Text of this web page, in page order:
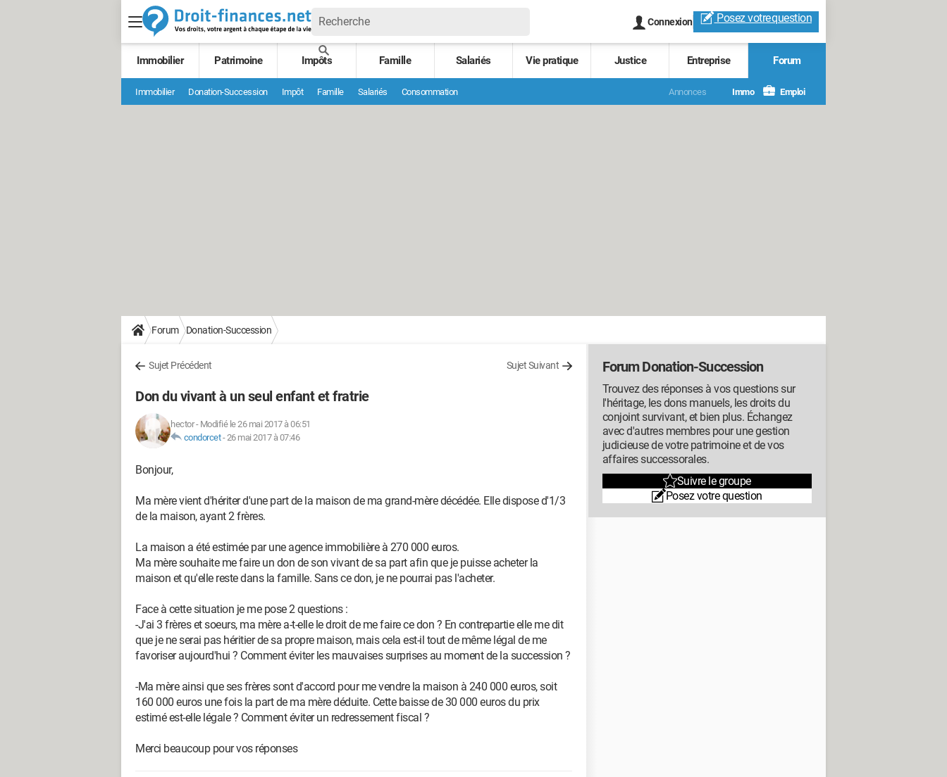
Connexion Posez votrequestion
Immobilier Patrimoine Impôts Famille Salariés Vie pratique Justice Entreprise Forum
Immobilier Donation-Succession Impôt Famille Salariés Consommation Annonces Immo Emploi
Forum Donation-Succession
Sujet Précédent Sujet Suivant
Don du vivant à un seul enfant et fratrie
hector- Modifié le 26 mai 2017 à 06:51
condorcet-26 mai 2017 à 07:46
Bonjour,
Ma mère vient d'hériter d'une part de la maison de ma grand-mère décédée. Elle dispose d'1/3
de la maison, ayant 2 frères.
La maison a été estimée par une agence immobilière à 270 000 euros.
Ma mère souhaite me faire un don de son vivant de sa part afin que je puisse acheter la
maison et qu'elle reste dans la famille. Sans ce don, je ne pourrai pas l'acheter.
Face à cette situation je me pose 2 questions :
-J'ai 3 frères et soeurs, ma mère a-t-elle le droit de me faire ce don ? En contrepartie elle me dit
que je ne serai pas héritier de sa propre maison, mais cela est-il tout de même légal de me
favoriser aujourd'hui ? Comment éviter les mauvaises surprises au moment de la succession ?
-Ma mère ainsi que ses frères sont d'accord pour me vendre la maison à 240 000 euros, soit
160 000 euros une fois la part de ma mère déduite. Cette baisse de 30 000 euros du prix
estimé est-elle légale ? Comment éviter un redressement fiscal ?
Merci beaucoup pour vos réponses
Forum Donation-Succession
Trouvez des réponses à vos questions sur
l'héritage, les dons manuels, les droits du
conjoint survivant, et bien plus. Échangez
avec d'autres membres pour une gestion
judicieuse de votre patrimoine et de vos
affaires successorales.
Suivre le groupe
Posez votre question